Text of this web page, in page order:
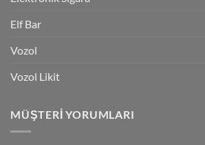
Elf Bar
Vozol
Vozol Likit
MÜŞTERI YORUMLARI